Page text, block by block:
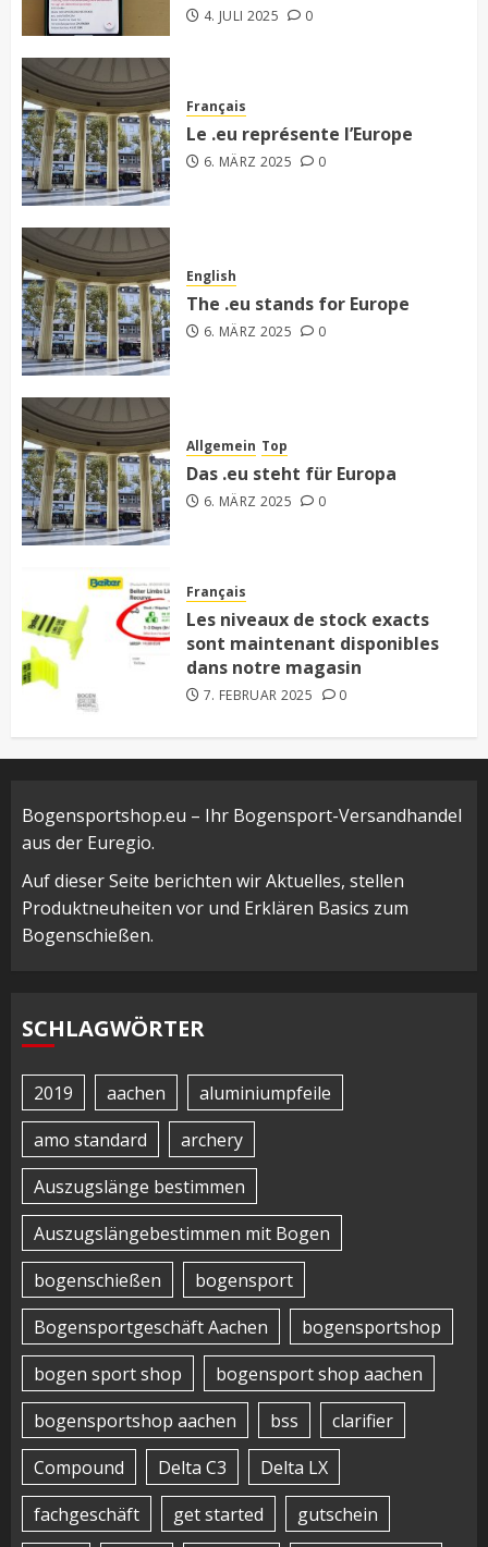
4. JULI 2025 0
Français
Le .eu représente l’Europe
6. MÄRZ 2025 0
English
The .eu stands for Europe
6. MÄRZ 2025 0
Allgemein Top
Das .eu steht für Europa
6. MÄRZ 2025 0
Français
Les niveaux de stock exacts
sont maintenant disponibles
dans notre magasin
7. FEBRUAR 2025 0
Bogensportshop.eu – Ihr Bogensport-Versandhandel
aus der Euregio.
Auf dieser Seite berichten wir Aktuelles, stellen
Produktneuheiten vor und Erklären Basics zum
Bogenschießen.
SCHLAGWÖRTER
2019 aachen
aluminiumpfeile
amo standard
archery
Auszugslänge bestimmen
Auszugslängebestimmen mit Bogen
bogenschießen
bogensport
Bogensportgeschäft Aachen
bogensportshop
bogen sport shop
bogensport shop aachen
bogensportshop aachen
bss
clarifier
Compound
Delta C3
Delta LX
fachgeschäft
get started
gutschein